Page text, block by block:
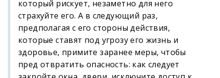
который рискует, незаметно для него
страхуйте его. А в следующий раз,
предполагая с его стороны действия,
которые ставят под угрозу его жизнь и
здоровье, примите заранее меры, чтобы
пред отвратить опасность: как следует